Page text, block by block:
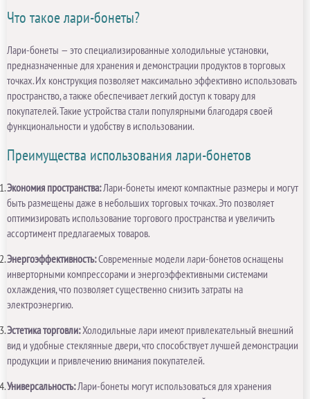
Что такое лари-бонеты?
Лари-бонеты — это специализированные холодильные установки,
предназначенные для хранения и демонстрации продуктов в торговых
точках. Их конструкция позволяет максимально эффективно использовать
пространство, а также обеспечивает легкий доступ к товару для
покупателей. Такие устройства стали популярными благодаря своей
функциональности и удобству в использовании.
Преимущества использования лари-бонетов
Экономия пространства:Лари-бонеты имеют компактные размеры и могут
быть размещены даже в небольших торговых точках. Это позволяет
оптимизировать использование торгового пространства и увеличить
ассортимент предлагаемых товаров.
Энергоэффективность:Современные модели лари-бонетов оснащены
инверторными компрессорами и энергоэффективными системами
охлаждения, что позволяет существенно снизить затраты на
электроэнергию.
Эстетика торговли:Холодильные лари имеют привлекательный внешний
вид и удобные стеклянные двери, что способствует лучшей демонстрации
продукции и привлечению внимания покупателей.
Универсальность:Лари-бонеты могут использоваться для хранения